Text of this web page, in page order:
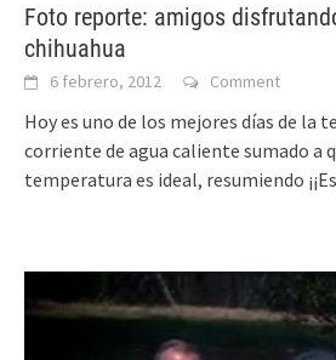
Foto reporte: amigos
chihuahua
6 febrero, 2012 Comment
Hoy es uno de los mejores días de la
corriente de agua caliente sumado a
temperatura es ideal, resumiendo